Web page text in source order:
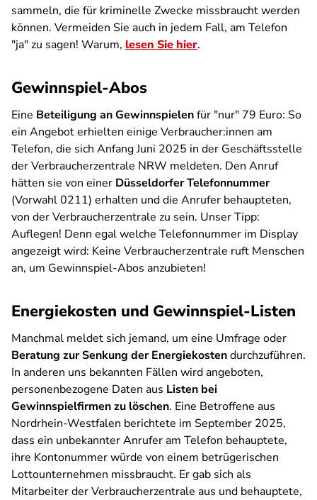
sammeln, die für kriminelle Zwecke missbraucht werden
können. Vermeiden Sie auch in jedem Fall, am Telefon
"ja" zu sagen! Warum, lesen Sie hier.
Gewinnspiel-Abos
Eine Beteiligung an Gewinnspielenfür "nur" 79 Euro: So
ein Angebot erhielten einige Verbraucher:innen am
Telefon, die sich Anfang Juni 2025 in der Geschäftsstelle
der Verbraucherzentrale NRW meldeten. Den Anruf
hätten sie von einer Düsseldorfer Telefonnummer
(Vorwahl 0211) erhalten und die Anrufer behaupteten,
von der Verbraucherzentrale zu sein. Unser Tipp:
Auflegen! Denn egal welche Telefonnummer im Display
angezeigt wird: Keine Verbraucherzentrale ruft Menschen
an, um Gewinnspiel-Abos anzubieten!
Energiekosten und Gewinnspiel-Listen
Manchmal meldet sich jemand, um eine Umfrage oder
Beratung zur Senkung der Energiekostendurchzuführen.
In anderen uns bekannten Fällen wird angeboten,
personenbezogene Daten aus Listen bei
Gewinnspielfirmen zu löschen. Eine Betroffene aus
Nordrhein-Westfalen berichtete im September 2025,
dass ein unbekannter Anrufer am Telefon behauptete,
ihre Kontonummer würde von einem betrügerischen
Lottounternehmen missbraucht. Er gab sich als
Mitarbeiter der Verbraucherzentrale aus und behauptete,